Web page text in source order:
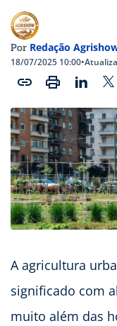
Por Redação
18/07/2025 10:00•
A agricultura
significado com
muito além das